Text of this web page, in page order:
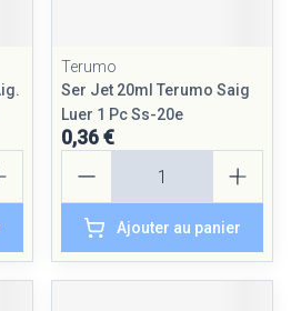
Terumo
Ser Jet 20ml Terumo Saig
Luer 1 Pc Ss-20e
0,36 €
Ajouter au panier